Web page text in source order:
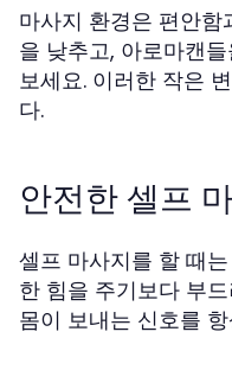
마사지 환경은 편안함
을 낮추고, 아로마캔
보세요. 이러한 작은
다.
안전한 셀프
셀프 마사지를 할 때
한 힘을 주기보다 부
몸이 보내는 신호를